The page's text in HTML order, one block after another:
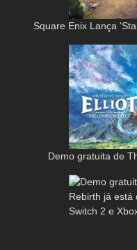
Square Enix Lança
Demo gratuita de